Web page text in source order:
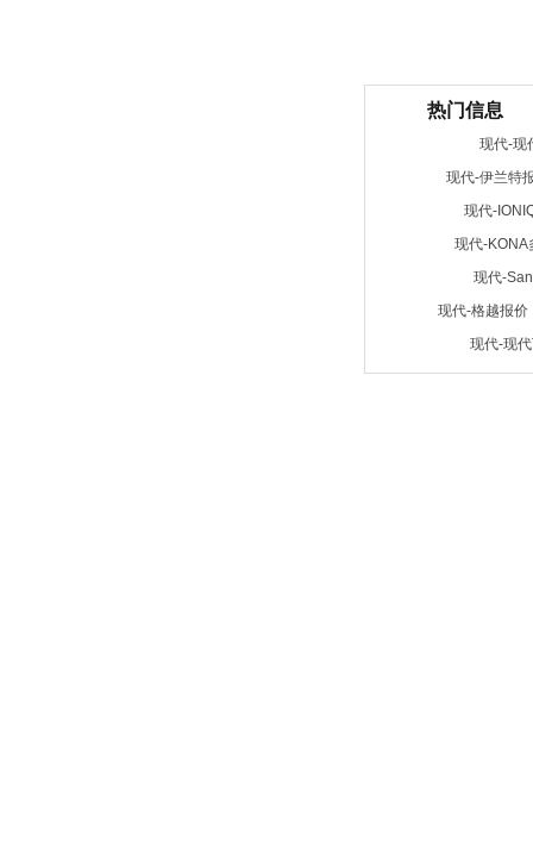
热门信息
现代-现
现代-伊兰特
现代-
现代-KONA
现代-
现代-格越报价
现代-现